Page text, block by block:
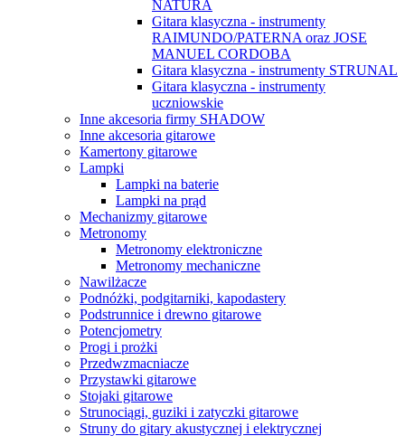
NATURA
Gitara klasyczna - instrumenty
RAIMUNDO/PATERNA oraz JOSE
MANUEL CORDOBA
Gitara klasyczna - instrumenty STRUNAL
Gitara klasyczna - instrumenty
uczniowskie
Inne akcesoria firmy SHADOW
Inne akcesoria gitarowe
Kamertony gitarowe
Lampki
Lampki na baterie
Lampki na prąd
Mechanizmy gitarowe
Metronomy
Metronomy elektroniczne
Metronomy mechaniczne
Nawilżacze
Podnóżki, podgitarniki, kapodastery
Podstrunnice i drewno gitarowe
Potencjometry
Progi i prożki
Przedwzmacniacze
Przystawki gitarowe
Stojaki gitarowe
Strunociągi, guziki i zatyczki gitarowe
Struny do gitary akustycznej i elektrycznej